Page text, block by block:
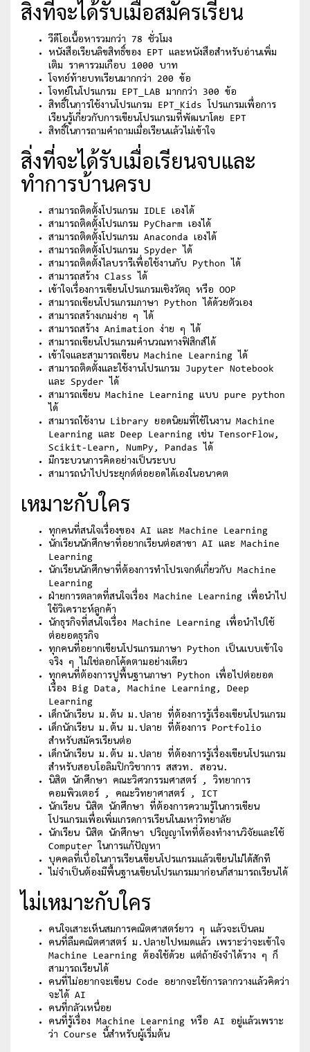
สิ่งที่จะได้รับเมื่อสมัครเรียน
วีดีโอเนื้อหารวมกว่า 78 ชั่วโมง
หนังสือเรียนลิขสิทธิ์ของ EPT และหนังสือสำหรับอ่านเพิ่ม
เติม ราคารวมเกือบ 1000 บาท
โจทย์ท้ายบทเรียนมากกว่า 200 ข้อ
โจทย์ในโปรแกรม EPT_LAB มากกว่า 300 ข้อ
สิทธิ์ในการใช้งานโปรแกรม EPT_Kids โปรแกรมเพื่อการ
เรียนรู้เกี่ยวกับการเขียนโปรแกรมที่พัฒนาโดย EPT
สิทธิ์ในการถามคำถามเมื่อเรียนแล้วไม่เข้าใจ
สิ่งที่จะได้รับเมื่อเรียนจบและ
ทำการบ้านครบ
สามารถติดตั้งโปรแกรม IDLE เองได้
สามารถติดตั้งโปรแกรม PyCharm เองได้
สามารถติดตั้งโปรแกรม Anaconda เองได้
สามารถติดตั้งโปรแกรม Spyder ได้
สามารถติดตั้งไลบรารีเพื่อใช้งานกับ Python ได้
สามารถสร้าง Class ได้
เข้าใจเรื่องการเขียนโปรแกรมเชิงวัตถุ หรือ OOP
สามารถเขียนโปรแกรมภาษา Python ได้ด้วยตัวเอง
สามารถสร้างเกมง่าย ๆ ได้
สามารถสร้าง Animation ง่าย ๆ ได้
สามารถเขียนโปรแกรมคำนวณทางฟิสิกส์ได้
เข้าใจและสามารถเขียน Machine Learning ได้
สามารถติดตั้งและใช้งานโปรแกรม Jupyter Notebook
และ Spyder ได้
สามารถเขียน Machine Learning แบบ pure python
ได้
สามารถใช้งาน Library ยอดนิยมที่ใช้ในงาน Machine
Learning และ Deep Learning เช่น TensorFlow,
Scikit-Learn, NumPy, Pandas ได้
มีกระบวนการคิดอย่างเป็นระบบ
สามารถนำไปประยุกต์ต่อยอดได้เองในอนาคต
เหมาะกับใคร
ทุกคนที่สนใจเรื่องของ AI และ Machine Learning
นักเรียนนักศึกษาที่อยากเรียนต่อสาขา AI และ Machine
Learning
นักเรียนนักศึกษาที่ต้องการทำโปรเจกต์เกี่ยวกับ Machine
Learning
ฝ่ายการตลาดที่สนใจเรื่อง Machine Learning เพื่อนำไป
ใช้วิเคราะห์ลูกค้า
นักธุรกิจที่สนใจเรื่อง Machine Learning เพื่อนำไปใช้
ต่อยอดธุรกิจ
ทุกคนที่อยากเขียนโปรแกรมภาษา Python เป็นแบบเข้าใจ
จริง ๆ ไม่ใช่ลอกโค้ดตามอย่างเดียว
ทุกคนที่ต้องการปูพื้นฐานภาษา Python เพื่อไปต่อยอด
เรื่อง Big Data, Machine Learning, Deep
Learning
เด็กนักเรียน ม.ต้น ม.ปลาย ที่ต้องการรู้เรื่องเขียนโปรแกรม
เด็กนักเรียน ม.ต้น ม.ปลาย ที่ต้องการ Portfolio
สำหรับสมัครเรียนต่อ
เด็กนักเรียน ม.ต้น ม.ปลาย ที่ต้องการรู้เรื่องเขียนโปรแกรม
สำหรับสอบโอลิมปิกวิชาการ สสวท. สอวน.
นิสิต นักศึกษา คณะวิศวกรรมศาสตร์ , วิทยาการ
คอมพิวเตอร์ , คณะวิทยาศาสตร์ , ICT
นักเรียน นิสิต นักศึกษา ที่ต้องการความรู้ในการเขียน
โปรแกรมเพื่อเพิ่มเกรดการเรียนในมหาวิทยาลัย
นักเรียน นิสิต นักศึกษา ปริญญาโทที่ต้องทำงานวิจัยและใช้
Computer ในการแก้ปัญหา
บุคคลที่เบื่อในการเรียนเขียนโปรแกรมแล้วเขียนไม่ได้สักที
ไม่จำเป็นต้องมีพื้นฐานเขียนโปรแกรมมาก่อนก็สามารถเรียนได้
ไม่เหมาะกับใคร
คนใจเสาะเห็นสมการคณิตศาสตร์ยาว ๆ แล้วจะเป็นลม
คนที่ลืมคณิตศาสตร์ ม.ปลายไปหมดแล้ว เพราะว่าจะเข้าใจ
Machine Learning ต้องใช้ด้วย แต่ถ้ายังจำได้ราง ๆ ก็
สามารถเรียนได้
คนที่ไม่อยากจะเขียน Code อยากจะใช้การลากวางแล้วคิดว่า
จะได้ AI
คนที่กลัวเหนื่อย
คนที่รู้เรื่อง Machine Learning หรือ AI อยู่แล้วเพราะ
ว่า Course นี้สำหรับผู้เริ่มต้น